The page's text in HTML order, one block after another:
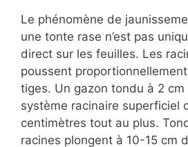
Le phénomène de
une tonte rase n’est pas
direct sur les feuilles. Les
poussent
tiges. Un gazon tondu à 2 cm
système racinaire superficiel
centimètres tout au plus.
racines plongent à 10-15 cm